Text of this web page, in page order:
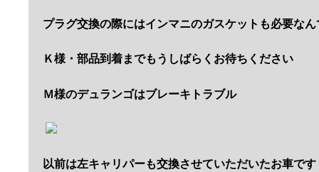
プラグ交換の際にはインマニのガスケットも必要なん
Ｋ様・部品到着までもうしばらくお待ちください
Ｍ様のデュランゴはブレーキトラブル
以前は左キャリパーも交換させていただいたお車です